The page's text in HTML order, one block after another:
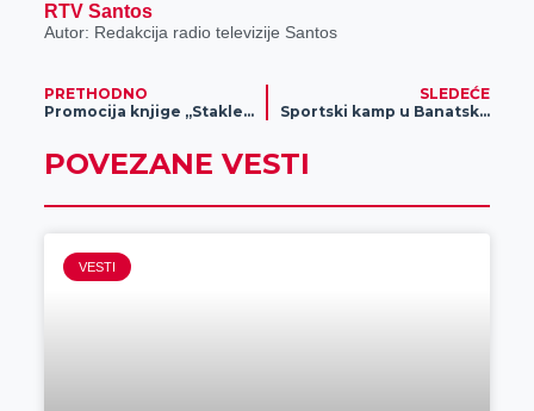
RTV Santos
Autor: Redakcija radio televizije Santos
PRETHODNO
Promocija knjige „Stakleni tenkovi – Moć i nemoć Četvrte oklopne brigade“ Radovana Tačića
SLEDEĆE
Sportski kamp u Banatskom Dvoru
POVEZANE VESTI
VESTI